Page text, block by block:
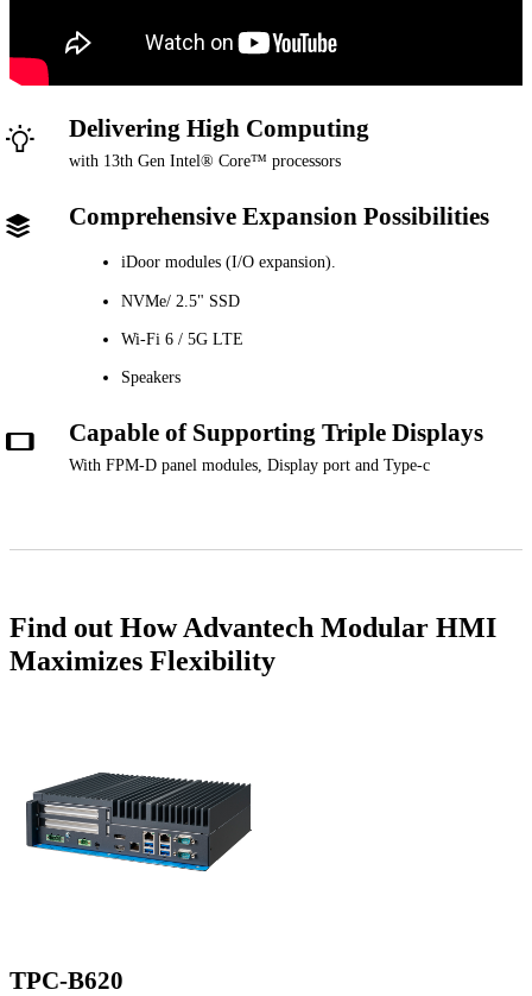
Delivering High Computing
with 13th Gen Intel® Core™ processors
Comprehensive Expansion Possibilities
iDoor modules (I/O expansion).
NVMe/ 2.5" SSD
Wi-Fi 6 / 5G LTE
Speakers
Capable of Supporting Triple Displays
With FPM-D panel modules, Display port and Type-c
Find out How Advantech Modular HMI
Maximizes Flexibility
TPC-B620